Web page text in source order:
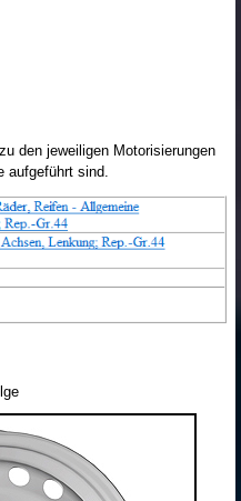
den jeweiligen Motorisierungen
aufgeführt sind.